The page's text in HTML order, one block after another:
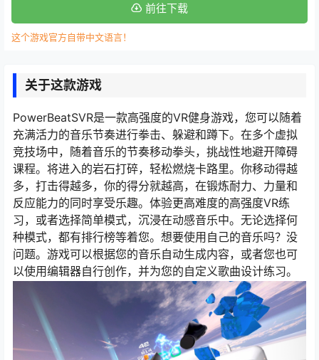
前往下载
这个游戏官方自带中文语言！
关于这款游戏
PowerBeatSVR是一款高强度的VR健身游戏，您可以随着
充满活力的音乐节奏进行拳击、躲避和蹲下。在多个虚拟
竞技场中，随着音乐的节奏移动拳头，挑战性地避开障碍
课程。将进入的岩石打碎，轻松燃烧卡路里。你移动得越
多，打击得越多，你的得分就越高，在锻炼耐力、力量和
反应能力的同时享受乐趣。体验更高难度的高强度VR练
习，或者选择简单模式，沉浸在动感音乐中。无论选择何
种模式，都有排行榜等着您。想要使用自己的音乐吗？没
问题。游戏可以根据您的音乐自动生成内容，或者您也可
以使用编辑器自行创作，并为您的自定义歌曲设计练习。